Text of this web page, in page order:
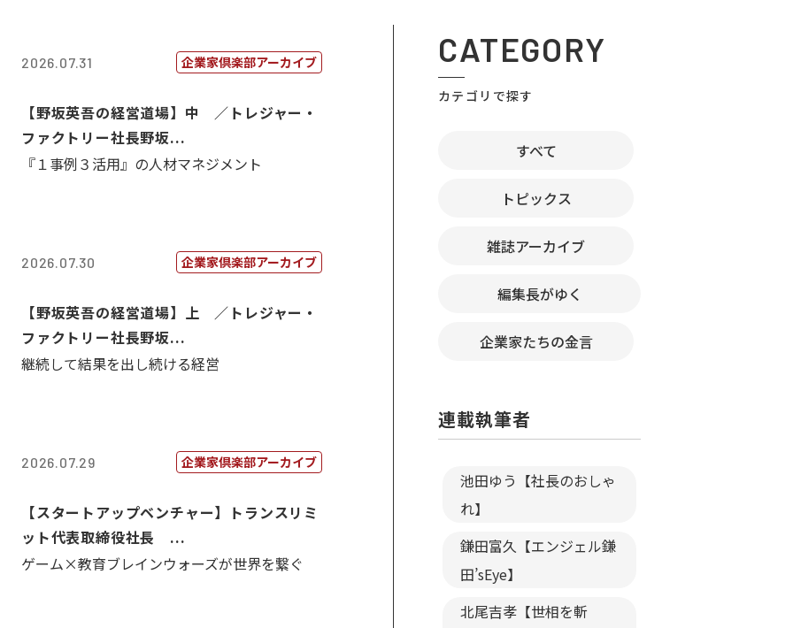
2026.07.31 企業家倶楽部アーカイブ
【野坂英吾の経営道場】中 ／トレジャー・
ファクトリー社長野坂...
『１事例３活用』の人材マネジメント
2026.07.30 企業家倶楽部アーカイブ
【野坂英吾の経営道場】上 ／トレジャー・
ファクトリー社長野坂...
継続して結果を出し続ける経営
2026.07.29 企業家倶楽部アーカイブ
【スタートアップベンチャー】トランスリミ
ット代表取締役社長 ...
ゲーム×教育ブレインウォーズが世界を繋ぐ
CATEGORY
カテゴリで探す
すべて
トピックス
雑誌アーカイブ
編集長がゆく
企業家たちの金言
連載執筆者
池田ゆう【社長のおしゃ
れ】
鎌田富久【エンジェル鎌
田’sEye】
北尾吉孝【世相を斬